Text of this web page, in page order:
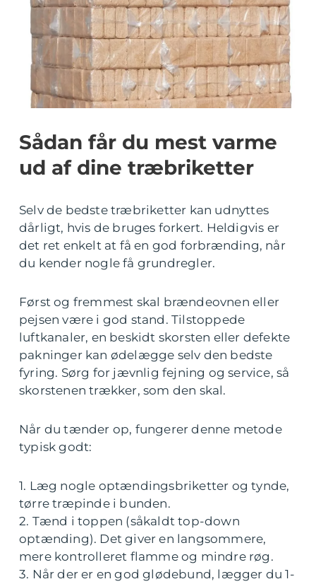
Sådan får du mest varme
ud af dine træbriketter
Selv de bedste træbriketter kan udnyttes
dårligt, hvis de bruges forkert. Heldigvis er
det ret enkelt at få en god forbrænding, når
du kender nogle få grundregler.
Først og fremmest skal brændeovnen eller
pejsen være i god stand. Tilstoppede
luftkanaler, en beskidt skorsten eller defekte
pakninger kan ødelægge selv den bedste
fyring. Sørg for jævnlig fejning og service, så
skorstenen trækker, som den skal.
Når du tænder op, fungerer denne metode
typisk godt:
1. Læg nogle optændingsbriketter og tynde,
tørre træpinde i bunden.
2. Tænd i toppen (såkaldt top-down
optænding). Det giver en langsommere,
mere kontrolleret flamme og mindre røg.
3. Når der er en god glødebund, lægger du 1-